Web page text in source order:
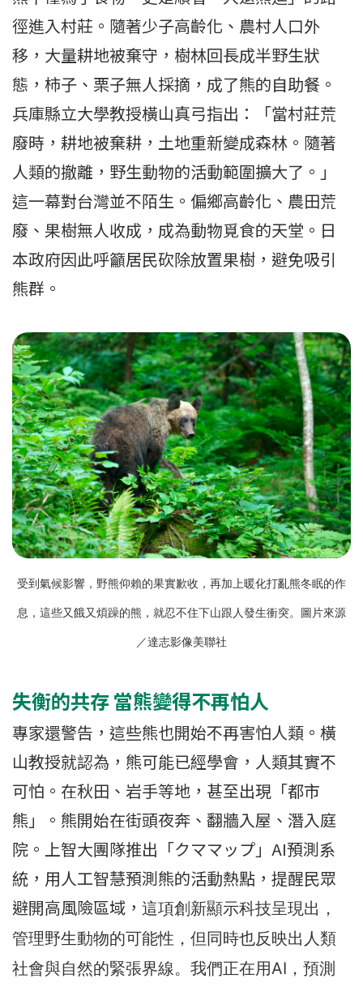
徑進入村莊。隨著少子高齡化、農村人口外
移，大量耕地被棄守，樹林回長成半野生狀
態，柿子、栗子無人採摘，成了熊的自助餐。
兵庫縣立大學教授橫山真弓指出：「當村莊荒
廢時，耕地被棄耕，土地重新變成森林。隨著
人類的撤離，野生動物的活動範圍擴大了。」
這一幕對台灣並不陌生。偏鄉高齡化、農田荒
廢、果樹無人收成，成為動物覓食的天堂。日
本政府因此呼籲居民砍除放置果樹，避免吸引
熊群。
受到氣候影響，野熊仰賴的果實歉收，再加上暖化打亂熊冬眠的作
息，這些又餓又煩躁的熊，就忍不住下山跟人發生衝突。 圖片來源
／達志影像美聯社
失衡的共存 當熊變得不再怕人
專家還警告，這些熊也開始不再害怕人類。橫
山教授就認為，熊可能已經學會，人類其實不
可怕。在秋田、岩手等地，甚至出現「都市
熊」。熊開始在街頭夜奔、翻牆入屋、潛入庭
院。上智大團隊推出「クママップ」AI預測系
統，用人工智慧預測熊的活動熱點，提醒民眾
避開高風險區域， 這項創新顯示科技呈現出，
管理野生動物的可能性，但同時也反映出人類
社會與自然的緊張界線。我們正在用AI，預測